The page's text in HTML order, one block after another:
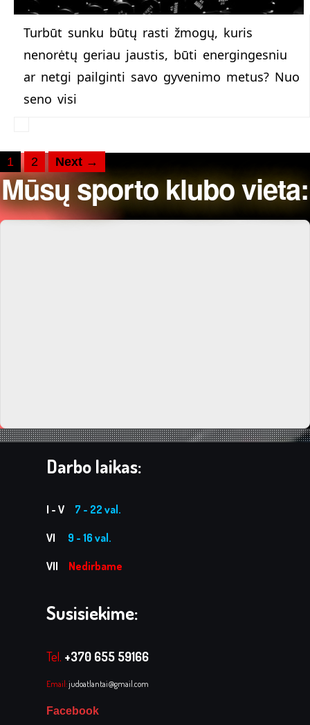
Turbūt sunku būtų rasti žmogų, kuris
nenorėtų geriau jaustis, būti energingesniu
ar netgi pailginti savo gyvenimo metus? Nuo
seno visi
1 2 Next →
Mūsų sporto klubo vieta:
Darbo laikas:
I - V 7 - 22 val.
VI 9 - 16 val.
VII Nedirbame
Susisiekime:
Tel. +370 655 59166
Email:judoatlantai@gmail.com
Facebook